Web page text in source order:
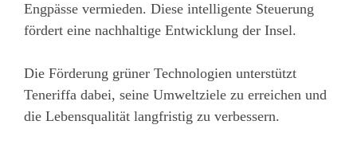
Engpässe vermieden. Diese intelligente Steuerung
fördert eine nachhaltige Entwicklung der Insel.
Die Förderung grüner Technologien unterstützt
Teneriffa dabei, seine Umweltziele zu erreichen und
die Lebensqualität langfristig zu verbessern.